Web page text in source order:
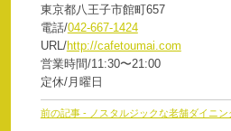
東京都八王子市館町657
電話/042-667-1424
URL/http://cafetoumai.com
営業時間/11:30〜21:00
定休/月曜日
前
前の記事 - ノスタルジックな老舗ダイニン